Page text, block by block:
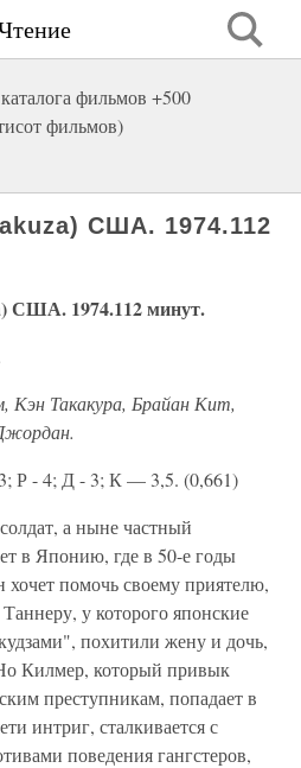
фильмов +500
фильмов)
США. 1974.112
1974.112 минут.
Кэн Такакура, Брайан Кит,
Р - 4; Д - 3; К — 3,5. (0,661)
а ныне частный
в Японию, где в 50-е годы
хочет помочь своему приятелю,
у которого японские
похитили жену и дочь,
Килмер, который привык
преступникам, попадает в
интриг, сталкивается с
поведения гангстеров,